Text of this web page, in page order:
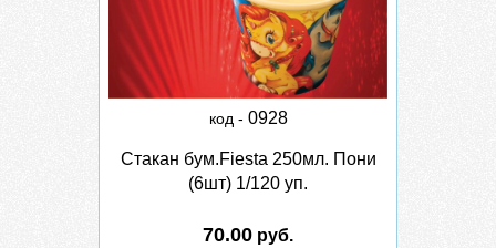
код - 0928
Стакан бум.Fiesta 250мл. Пони
(6шт) 1/120 уп.
70.00 руб.